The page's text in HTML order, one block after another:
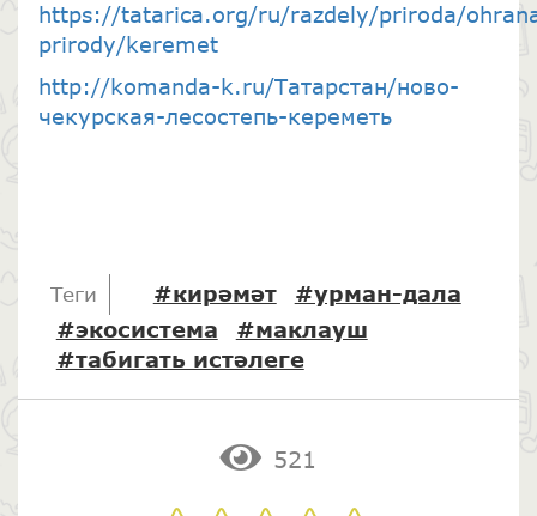
https://tatarica.org/ru/razdely/priroda/
prirody/keremet
http://komanda-k.ru/Татарстан/ново-
чекурская-лесостепь-кереметь
Теги #кирәмәт
#урман-дала
#экосистема
#маклауш
#табигать истәлеге
521